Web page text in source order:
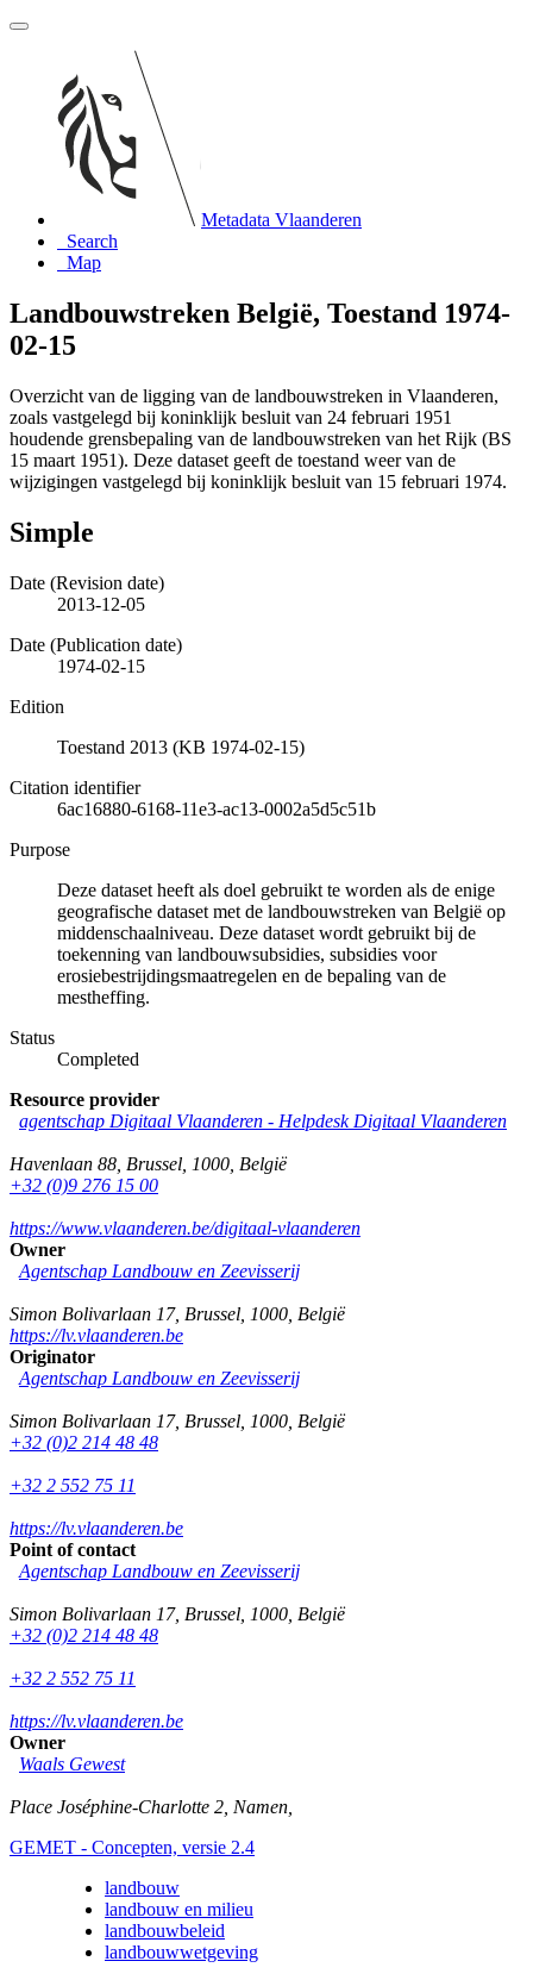
Metadata Vlaanderen
Search
Map
Landbouwstreken België, Toestand 1974-
02-15
Overzicht van de ligging van de landbouwstreken in Vlaanderen,
zoals vastgelegd bij koninklijk besluit van 24 februari 1951
houdende grensbepaling van de landbouwstreken van het Rijk (BS
15 maart 1951). Deze dataset geeft de toestand weer van de
wijzigingen vastgelegd bij koninklijk besluit van 15 februari 1974.
Simple
Date (Revision date)
2013-12-05
Date (Publication date)
1974-02-15
Edition
Toestand 2013 (KB 1974-02-15)
Citation identifier
6ac16880-6168-11e3-ac13-0002a5d5c51b
Purpose
Deze dataset heeft als doel gebruikt te worden als de enige
geografische dataset met de landbouwstreken van België op
middenschaalniveau. Deze dataset wordt gebruikt bij de
toekenning van landbouwsubsidies, subsidies voor
erosiebestrijdingsmaatregelen en de bepaling van de
mestheffing.
Status
Completed
Resource provider
agentschap Digitaal Vlaanderen - Helpdesk Digitaal Vlaanderen
Havenlaan 88 Brussel 1000 België
+32 (0)9 276 15 00
https://www.vlaanderen.be/digitaal-vlaanderen
Owner
Agentschap Landbouw en Zeevisserij
Simon Bolivarlaan 17, Brussel 1000 België
https://lv.vlaanderen.be
Originator
Agentschap Landbouw en Zeevisserij
Simon Bolivarlaan 17, Brussel 1000 België
+32 (0)2 214 48 48
+32 2 552 75 11
https://lv.vlaanderen.be
Point of contact
Agentschap Landbouw en Zeevisserij
Simon Bolivarlaan 17, Brussel 1000 België
+32 (0)2 214 48 48
+32 2 552 75 11
https://lv.vlaanderen.be
Owner
Waals Gewest
Place Joséphine-Charlotte 2 Namen
GEMET - Concepten, versie 2.4
landbouw
landbouw en milieu
landbouwbeleid
landbouwwetgeving